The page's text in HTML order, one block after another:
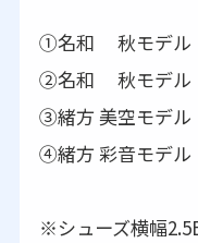
①名和 秋モデル
➁名和 秋モデル
③緒方 美空モデ
④緒方 彩音モデ
※シューズ横幅